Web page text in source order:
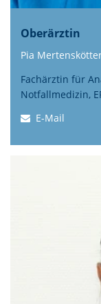
Oberärztin
Pia
Fachärztin für
Notfallmedizin,
E-Mail